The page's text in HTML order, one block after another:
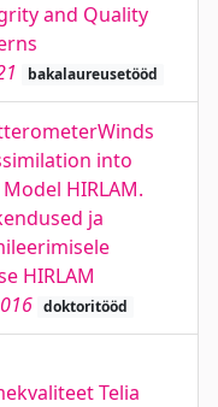
and Quality
bakalaureusetööd
into
HIRLAM.
ja
HIRLAM
doktoritööd
Telia